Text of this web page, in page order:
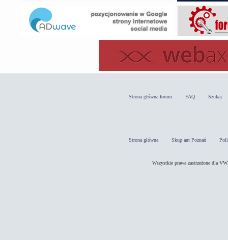
Strona główna forum FAQ Szukaj
Strona główna Skup aut Poznań
Wszystkie prawa zastrzeżone dla